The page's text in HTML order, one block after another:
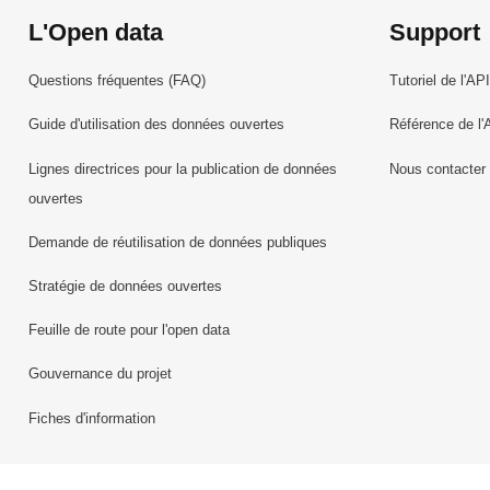
L'Open data
Questions fréquentes (FAQ)
Guide d'utilisation des données ouvertes
Lignes directrices pour la publication de données
ouvertes
Demande de réutilisation de données publiques
Stratégie de données ouvertes
Feuille de route pour l'open data
Gouvernance du projet
Fiches d'information
Support
Tutoriel de l'API
Référence de
Nous contacter